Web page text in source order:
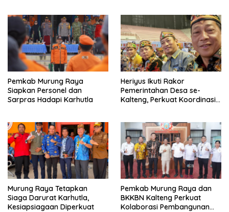
Pemkab Murung Raya
Siapkan Personel dan
Sarpras Hadapi Karhutla
Heriyus Ikuti Rakor
Pemerintahan Desa se-
Kalteng, Perkuat Koordinasi
Murung Raya Tetapkan
Siaga Darurat Karhutla,
Kesiapsiagaan Diperkuat
Pemkab Murung Raya dan
BKKBN Kalteng Perkuat
Kolaborasi Pembangunan